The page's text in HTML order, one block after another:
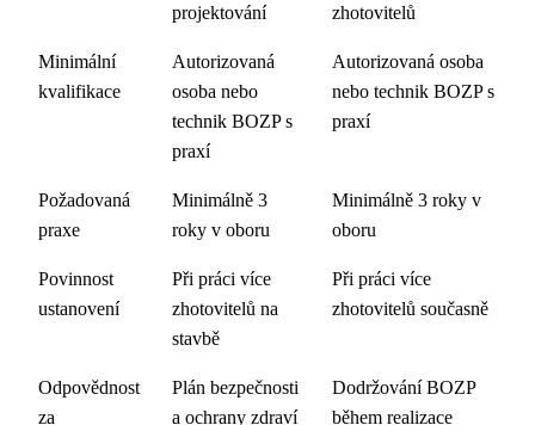
projektování
zhotovitelů
Minimální
kvalifikace
Autorizovaná
osoba nebo
technik BOZP s
praxí
Autorizovaná osoba
nebo technik BOZP s
praxí
Požadovaná
praxe
Minimálně 3
roky v oboru
Minimálně 3 roky v
oboru
Povinnost
ustanovení
Při práci více
zhotovitelů na
stavbě
Při práci více
zhotovitelů současně
Odpovědnost
za
Plán bezpečnosti
a ochrany zdraví
Dodržování BOZP
během realizace